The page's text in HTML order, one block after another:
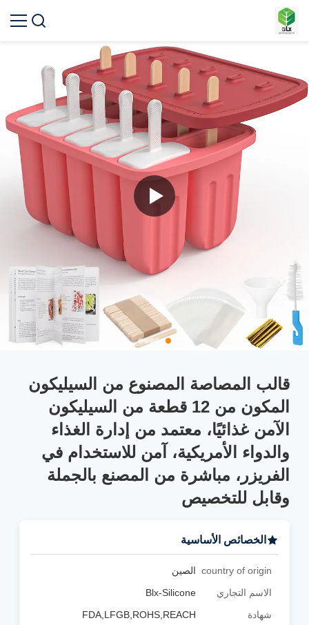
قالب المصاصة المصنوع من السيليكون
المكون من 12 قطعة من السيليكون
الآمن غذائيًا، معتمد من إدارة الغذاء
والدواء الأمريكية، آمن للاستخدام في
الفريزر، مباشرة من المصنع بالجملة
وقابل للتخصيص
الخصائص الأساسية
country of origin الصين
الاسم التجاري
Blx-Silicone
شهادة
FDA,LFGB,ROHS,REACH